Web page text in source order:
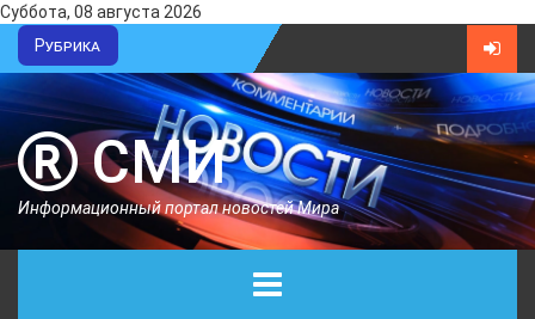
Суббота, 08 августа 2026
Рубрика
СМИ
Информационный портал новостей Мира